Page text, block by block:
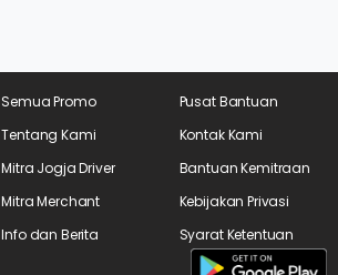
Semua Promo
Tentang Kami
Mitra Jogja Driver
Mitra Merchant
Info dan Berita
Pusat Bantuan
Kontak Kami
Bantuan Kemitraan
Kebijakan Privasi
Syarat Ketentuan